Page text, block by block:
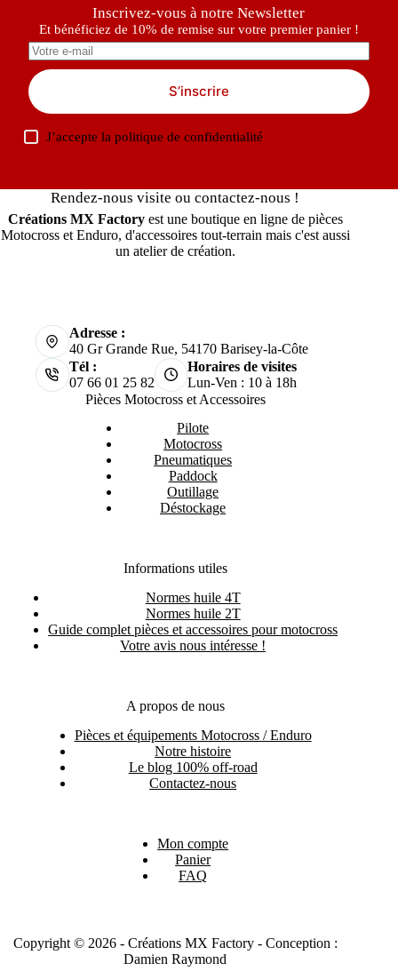
Inscrivez-vous à notre Newsletter
Et bénéficiez de 10% de remise sur votre premier panier !
S’inscrire
J’accepte lapolitique de confidentialité
Rendez-nous visite ou contactez-nous !
Créations MX Factoryest une boutique en ligne de pièces
Motocross et Enduro, d'accessoires tout-terrain mais c'est aussi
un atelier de création.
Adresse :
40 Gr Grande Rue, 54170 Barisey-la-Côte
Tél :
07 66 01 25 82
Horaires de visites
Lun-Ven : 10 à 18h
Pièces Motocross et Accessoires
Pilote
Motocross
Pneumatiques
Paddock
Outillage
Déstockage
Informations utiles
Normes huile 4T
Normes huile 2T
Guide complet pièces et accessoires pour motocross
Votre avis nous intéresse !
A propos de nous
Pièces et équipements Motocross / Enduro
Notre histoire
Le blog 100% off-road
Contactez-nous
Mon compte
Panier
FAQ
Copyright © 2026 - Créations MX Factory - Conception :
Damien Raymond